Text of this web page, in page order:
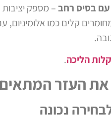
בסיס רחב– מספק
קלים כמו
הליכה.
את העזר
נכונה